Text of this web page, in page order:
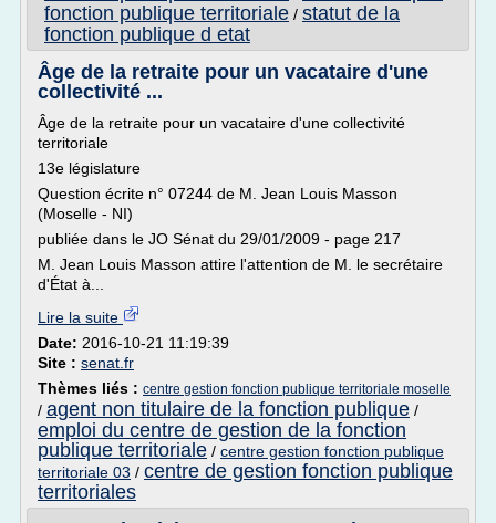
fonction publique territoriale / statut de la
fonction publique d etat
Âge de la retraite pour un vacataire d'une
collectivité ...
Âge de la retraite pour un vacataire d'une collectivité
territoriale
13e législature
Question écrite n° 07244 de M. Jean Louis Masson
(Moselle - NI)
publiée dans le JO Sénat du 29/01/2009 - page 217
M. Jean Louis Masson attire l'attention de M. le secrétaire
d'État à...
Lire la suite
Date: 2016-10-21 11:19:39
Site : senat.fr
Thèmes liés : centre gestion fonction publique territoriale moselle
/ agent non titulaire de la fonction publique /
emploi du centre de gestion de la fonction
publique territoriale / centre gestion fonction publique
territoriale 03 / centre de gestion fonction publique
territoriales